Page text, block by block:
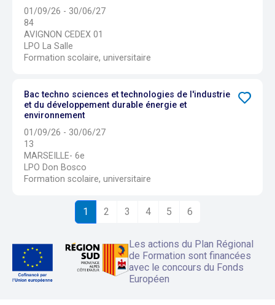
01/09/26 - 30/06/27
84
AVIGNON CEDEX 01
LPO La Salle
Formation scolaire, universitaire
Bac techno sciences et technologies de l'industrie
et du développement durable énergie et
environnement
01/09/26 - 30/06/27
13
MARSEILLE- 6e
LPO Don Bosco
Formation scolaire, universitaire
1 2 3 4 5 6
Les actions du Plan Régional
de Formation sont financées
avec le concours du Fonds
Européen